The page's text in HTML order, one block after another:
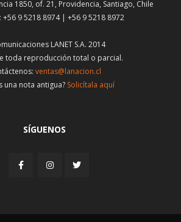
1850, of. 21, Providencia, Santiago, Chile
+56 9 5218 8974 | +56 9 5218 8972
LANET S.A. 2014
toda reproducción total o parcial.
ventas@lanacion.cl
una nota antigua? Solicítala aquí
SÍGUENOS